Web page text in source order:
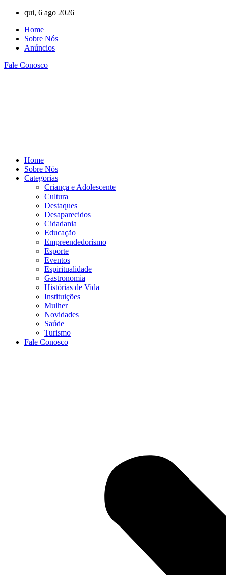
conteúdo
qui, 6 ago 2026
Home
Sobre Nós
Anúncios
Fale Conosco
Home
Sobre Nós
Categorias
Criança e Adolescente
Cultura
Destaques
Desaparecidos
Cidadania
Educação
Empreendedorismo
Esporte
Eventos
Espiritualidade
Gastronomia
Histórias de Vida
Instituições
Mulher
Novidades
Saúde
Turismo
Fale Conosco